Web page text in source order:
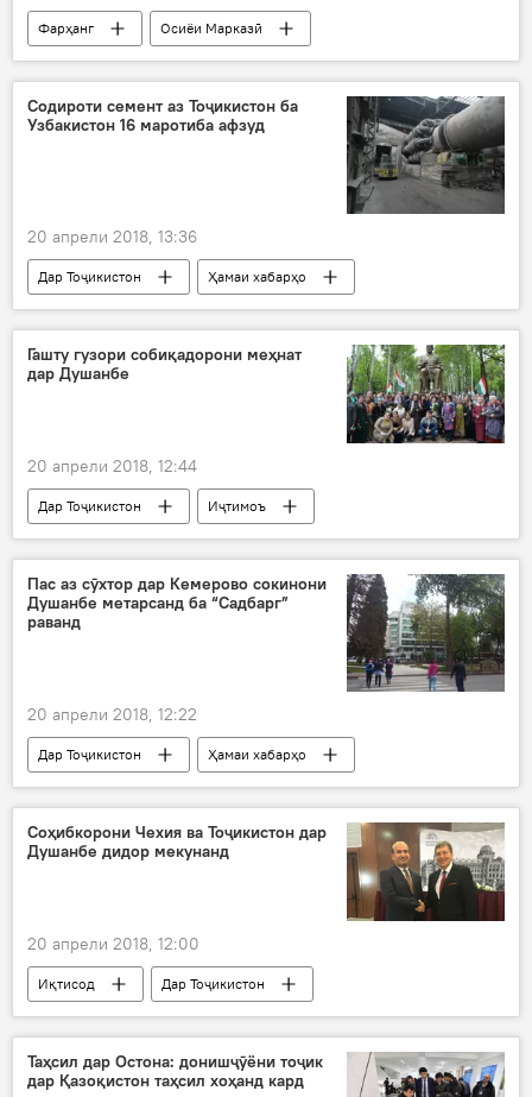
Фарҳанг
Осиёи Марказӣ
Ҳамаи хабарҳо
Маскав
Дар Русия
Содироти семент аз Тоҷикистон ба
Узбакистон 16 маротиба афзуд
20 апрели 2018, 13:36
Дар Тоҷикистон
Ҳамаи хабарҳо
Ӯзбекистон
истеҳсолот семент
Гашту гузори собиқадорони меҳнат
дар Душанбе
20 апрели 2018, 12:44
Дар Тоҷикистон
Иҷтимоъ
Ҳамаи хабарҳо
Душанбе
Кумитаи сайёҳӣ
Пас аз сӯхтор дар Кемерово сокинони
Душанбе метарсанд ба “Садбарг”
раванд
20 апрели 2018, 12:22
Дар Тоҷикистон
Ҳамаи хабарҳо
маркази савдои "Садбарг"
сӯхтор
Амният ва мудофиа
Соҳибкорони Чехия ва Тоҷикистон дар
Душанбе дидор мекунанд
20 апрели 2018, 12:00
Иқтисод
Дар Тоҷикистон
Дар ҷаҳон
Ҳамаи хабарҳо
Чехия
Маликшо Неъматов
Томаш Хунер
ҳамкорӣ
иқтисоду тиҷорат
Таҳсил дар Остона: донишҷӯёни тоҷик
дар Қазоқистон таҳсил хоҳанд кард